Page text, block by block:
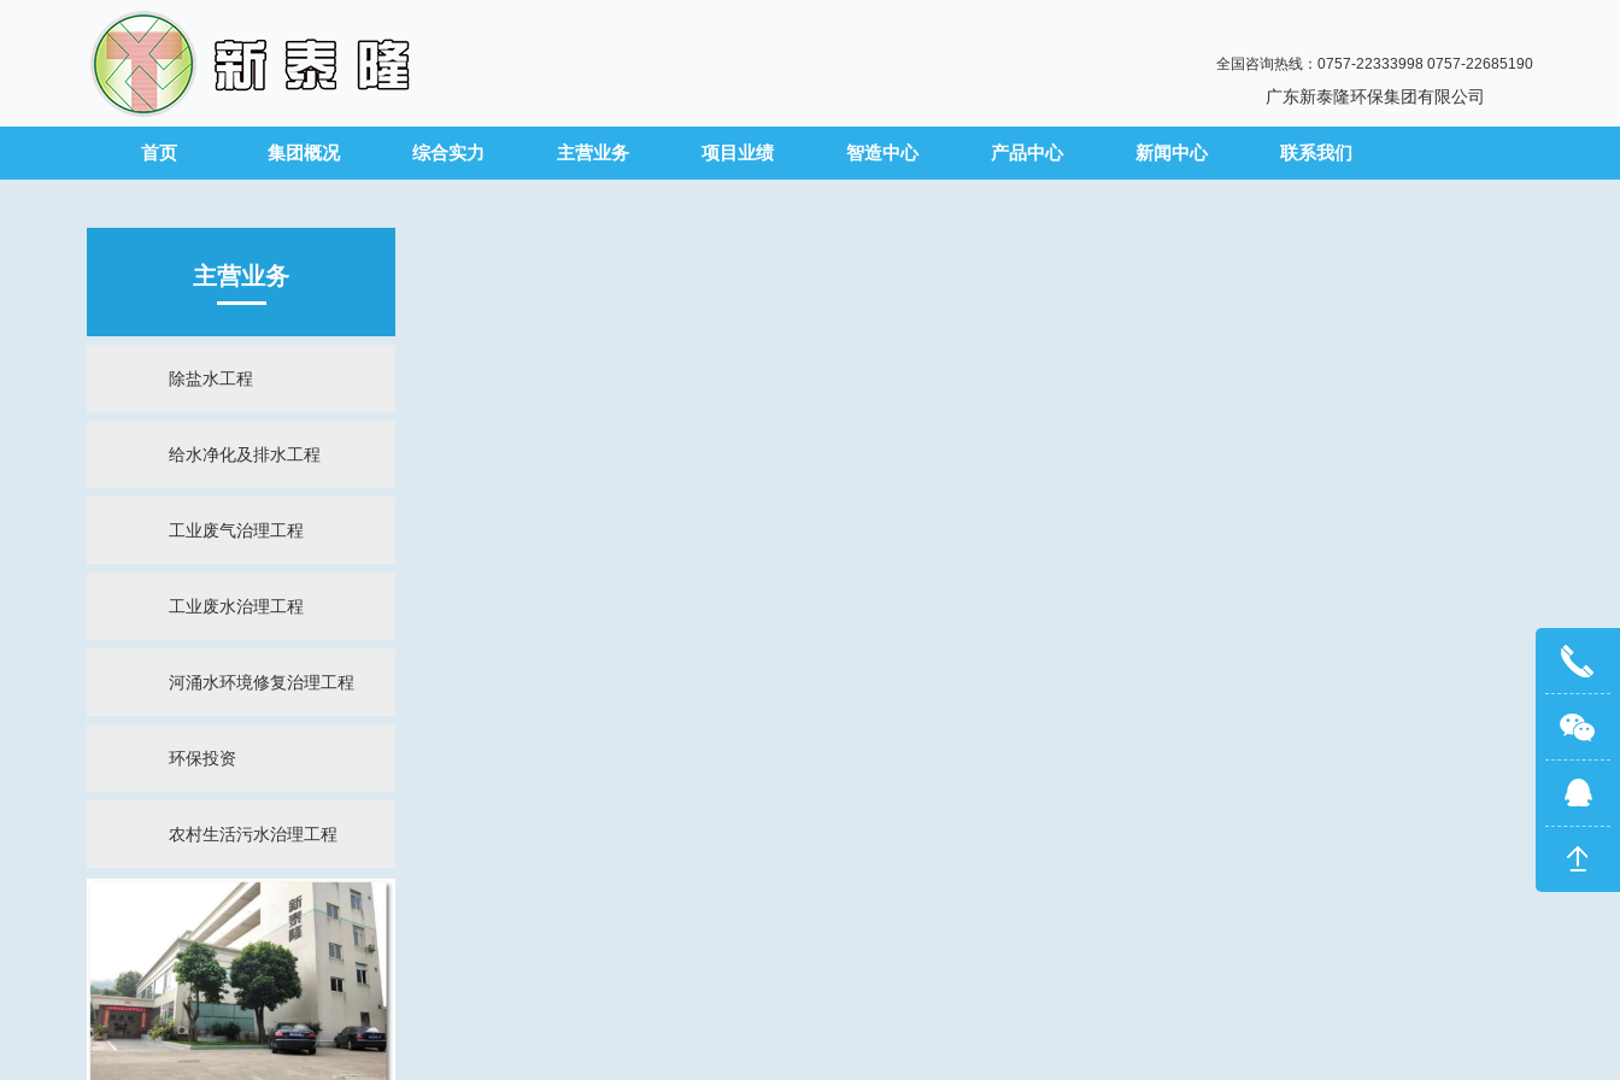
全国咨询热线：0757-22333998 0757-22685190
广东新泰隆环保集团有限公司
首页 集团概况 综合实力 主营业务 项目业绩 智造中心 产品中心 新闻中心 联系我们
主营业务
除盐水工程
给水净化及排水工程
工业废气治理工程
工业废水治理工程
河涌水环境修复治理工程
环保投资
农村生活污水治理工程